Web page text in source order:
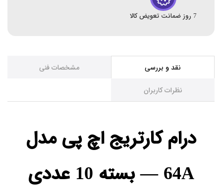
7 روز ضمانت تعویض کالا
نقد و بررسی مشخصات فنی
نظرات کاربران
درام کارتریج اچ پی مدل
64A — بسته 10 عددی